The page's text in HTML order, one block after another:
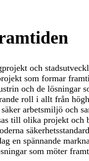
och
som formar
och de lösningar
roll i allt från
arbetsmiljö och
till olika projekt och
en spännande
som möter